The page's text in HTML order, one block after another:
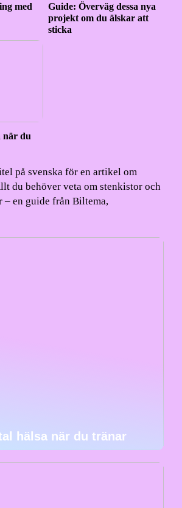
med
Guide: Överväg dessa nya
projekt om du älskar att
sticka
när du
på svenska för en artikel om
du behöver veta om stenkistor och
– en guide från Biltema,
hälsa när du tränar